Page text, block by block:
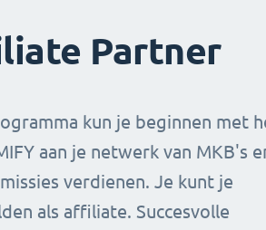
Partner
kun je beginnen met
aan je netwerk van MKB's
verdienen. Je kunt je
als affiliate. Succesvolle